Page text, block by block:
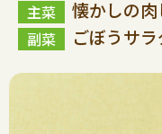
懐かしの
ごぼうサ